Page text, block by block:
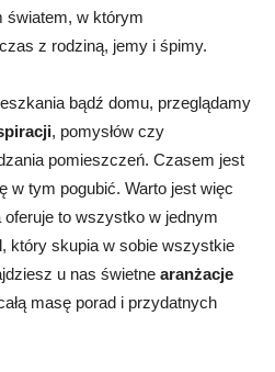
światem, w którym
z rodziną, jemy i śpimy.
bądź domu, przeglądamy
, pomysłów czy
pomieszczeń. Czasem jest
w tym pogubić. Warto jest więc
to wszystko w jednym
który skupia w sobie wszystkie
u nas świetne aranżacje
masę porad i przydatnych